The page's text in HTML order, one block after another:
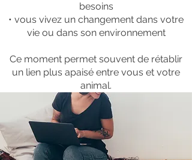
besoins
• vous vivez un changement dans votre
vie ou dans son environnement
Ce moment permet souvent de rétablir
un lien plus apaisé entre vous et votre
animal.